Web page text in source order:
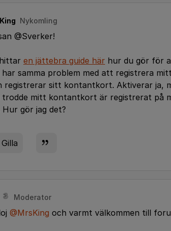
Nykomling
@Sverker!
en jättebra guide här hur du gör för
har samma problem med att registrera
registrerar sitt kontantkort. Aktiverar ja,
trodde mitt kontantkort är registrerat på
Hur gör jag det?
Gilla
Moderator
@MrsKing och varmt välkommen till